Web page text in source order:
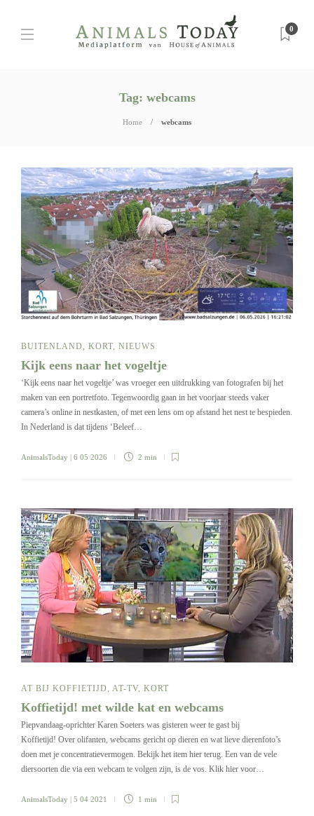
0
Tag: webcams
Home webcams
BUITENLAND, KORT, NIEUWS
Kijk eens naar het vogeltje
‘Kijk eens naar het vogeltje’ was vroeger een uitdrukking van fotografen bij het
maken van een portretfoto. Tegenwoordig gaan in het voorjaar steeds vaker
camera’s online in nestkasten, of met een lens om op afstand het nest te bespieden.
In Nederland is dat tijdens ‘Beleef…
AnimalsToday | 6 05 2026 2 min
AT BIJ KOFFIETIJD, AT-TV, KORT
Koffietijd! met wilde kat en webcams
Piepvandaag-oprichter Karen Soeters was gisteren weer te gast bij
Koffietijd! Over olifanten, webcams gericht op dieren en wat lieve dierenfoto’s
doen met je concentratievermogen. Bekijk het item hier terug. Een van de vele
diersoorten die via een webcam te volgen zijn, is de vos. Klik hier voor…
AnimalsToday | 5 04 2021 1 min